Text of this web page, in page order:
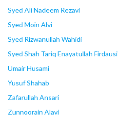
Syed Ali Nadeem Rezavi
Syed Moin Alvi
Syed Rizwanullah Wahidi
Syed Shah Tariq Enayatullah Firdausi
Umair Husami
Yusuf Shahab
Zafarullah Ansari
Zunnoorain Alavi